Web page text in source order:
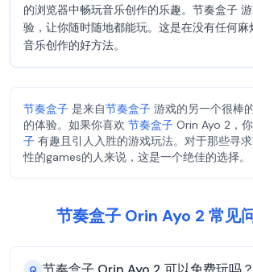
的浏览器中畅玩音乐创作的乐趣。节奏盒子
验，让你随时随地都能玩。这是在没有任何
音乐创作的好方法。
节奏盒子 是来自节奏盒子 游戏的另一个很棒
的体验。如果你喜欢 节奏盒子 Orin Ayo 2，
子 有趣且引人入胜的游戏玩法。对于那些寻
性的games的人来说，这是一个绝佳的选择。
节奏盒子 Orin Ayo 2 常见